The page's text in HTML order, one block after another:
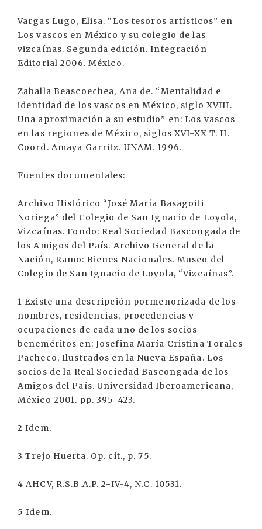
Vargas Lugo, Elisa. “Los tesoros artísticos” en
Los vascos en México y su colegio de las
vizcaínas. Segunda edición. Integración
Editorial 2006. México.
Zaballa Beascoechea, Ana de. “Mentalidad e
identidad de los vascos en México, siglo XVIII.
Una aproximación a su estudio” en: Los vascos
en las regiones de México, siglos XVI-XX T. II.
Coord. Amaya Garritz. UNAM. 1996.
Fuentes documentales:
Archivo Histórico “José María Basagoiti
Noriega” del Colegio de San Ignacio de Loyola,
Vizcaínas. Fondo: Real Sociedad Bascongada de
los Amigos del País. Archivo General de la
Nación, Ramo: Bienes Nacionales. Museo del
Colegio de San Ignacio de Loyola, “Vizcaínas”.
1 Existe una descripción pormenorizada de los
nombres, residencias, procedencias y
ocupaciones de cada uno de los socios
beneméritos en: Josefina María Cristina Torales
Pacheco, Ilustrados en la Nueva España. Los
socios de la Real Sociedad Bascongada de los
Amigos del País. Universidad Iberoamericana,
México 2001. pp. 395-423.
2 Idem.
3 Trejo Huerta. Op. cit., p. 75.
4 AHCV, R.S.B.A.P. 2-IV-4, N.C. 10531.
5 Idem.